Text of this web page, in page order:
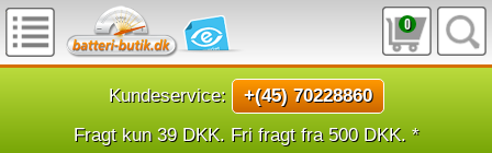
0
Kundeservice:
+(45) 70228860
Fragt kun 39 DKK. Fri fragt fra 500 DKK. *